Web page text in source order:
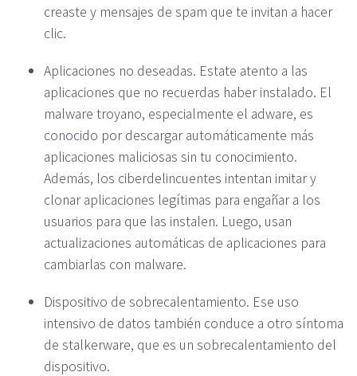
creaste y mensajes de spam que te invitan a hacer
clic.
Aplicaciones no deseadas. Estate atento a las
aplicaciones que no recuerdas haber instalado. El
malware troyano, especialmente el adware, es
conocido por descargar automáticamente más
aplicaciones maliciosas sin tu conocimiento.
Además, los ciberdelincuentes intentan imitar y
clonar aplicaciones legítimas para engañar a los
usuarios para que las instalen. Luego, usan
actualizaciones automáticas de aplicaciones para
cambiarlas con malware.
Dispositivo de sobrecalentamiento. Ese uso
intensivo de datos también conduce a otro síntoma
de stalkerware, que es un sobrecalentamiento del
dispositivo.